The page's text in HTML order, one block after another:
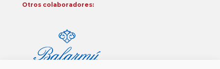
Otros colaboradores: